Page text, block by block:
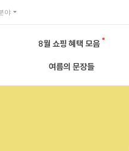
야
8월 쇼핑 혜택 모음
여름의 문장들